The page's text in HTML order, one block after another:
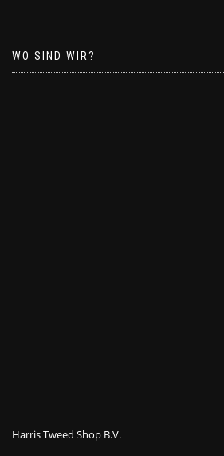
WO SIND WIR?
Harris Tweed Shop B.V.